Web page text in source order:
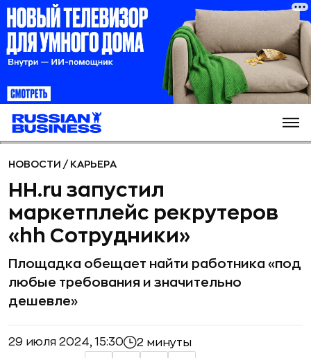
НОВОСТИ / КАРЬЕРА
HH.ru запустил
маркетплейс рекрутеров
«hh Сотрудники»
Площадка обещает найти работника «под
любые требования и значительно
дешевле»
29 июля 2024, 15:30 2 минуты